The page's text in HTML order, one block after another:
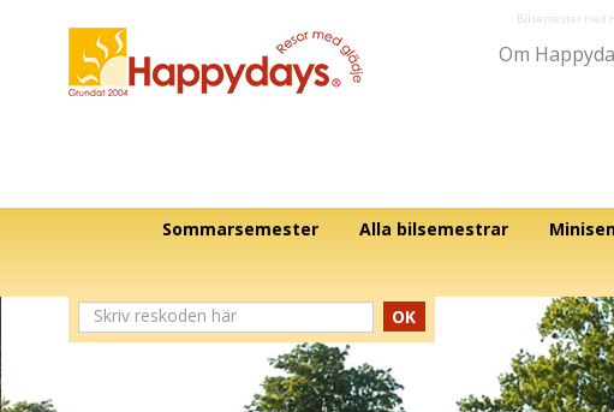
Bilsemester med
Om
Sommarsemester Alla bilsemestrar
OK